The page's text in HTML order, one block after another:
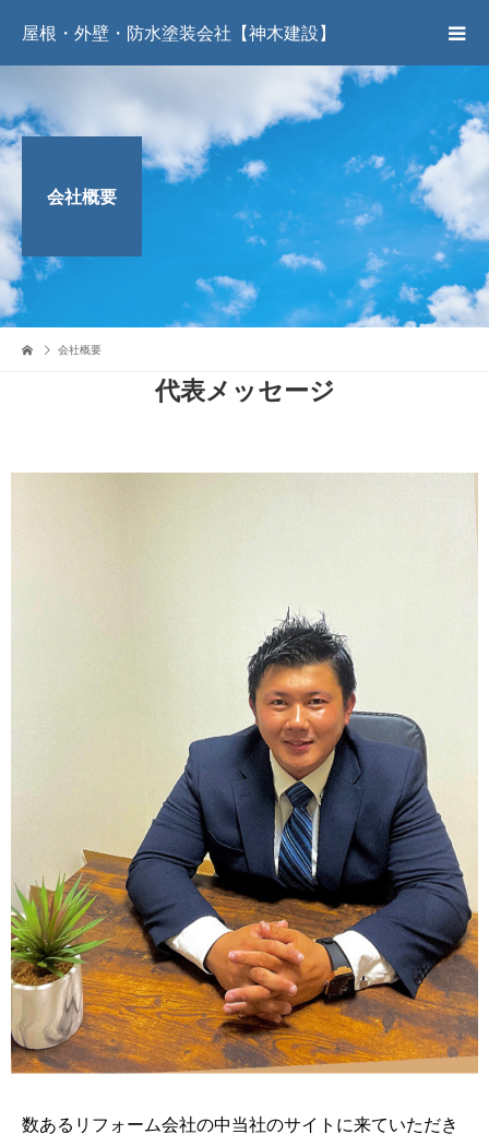
屋根・外壁・防水塗装会社【神木建設】
会社概要
会社概要
代表メッセージ
数あるリフォーム会社の中当社のサイトに来ていただき